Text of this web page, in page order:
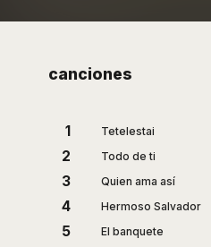
canciones
1 Tetelestai
2 Todo de ti
3 Quien ama así
4 Hermoso Salvador
5 El banquete